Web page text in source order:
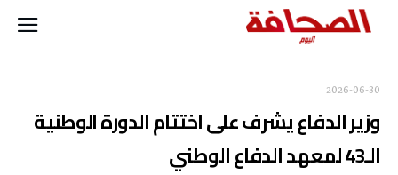
2026-06-30
وزير الدفاع يشرف على اختتام الدورة الوطنية
الـ43 لمعهد الدفاع الوطني